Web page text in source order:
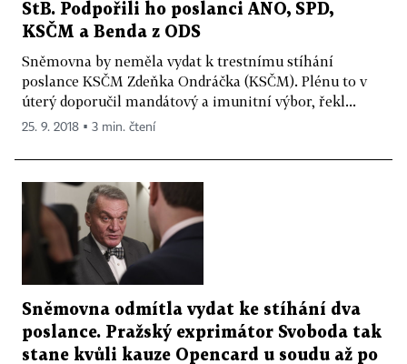
StB. Podpořili ho poslanci ANO, SPD,
KSČM a Benda z ODS
Sněmovna by neměla vydat k trestnímu stíhání
poslance KSČM Zdeňka Ondráčka (KSČM). Plénu to v
úterý doporučil mandátový a imunitní výbor, řekl...
25. 9. 2018 ▪ 3 min. čtení
Sněmovna odmítla vydat ke stíhání dva
poslance. Pražský exprimátor Svoboda tak
stane kvůli kauze Opencard u soudu až po